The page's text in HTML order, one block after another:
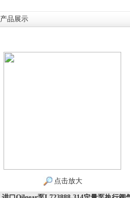
产品展示
点击放大